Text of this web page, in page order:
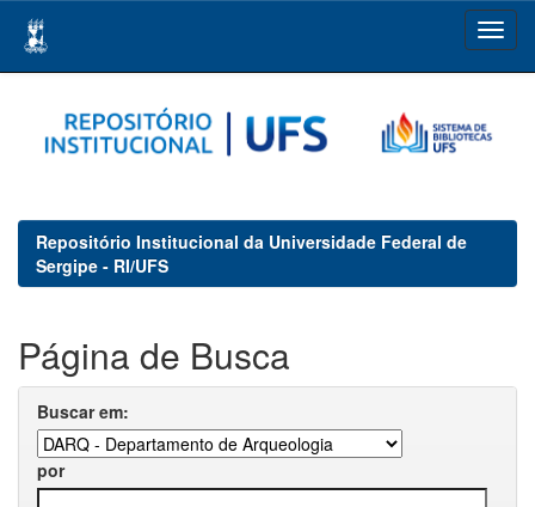
navigation
Repositório Institucional da Universidade Federal de
Sergipe - RI/UFS
Página de Busca
Buscar em:
por